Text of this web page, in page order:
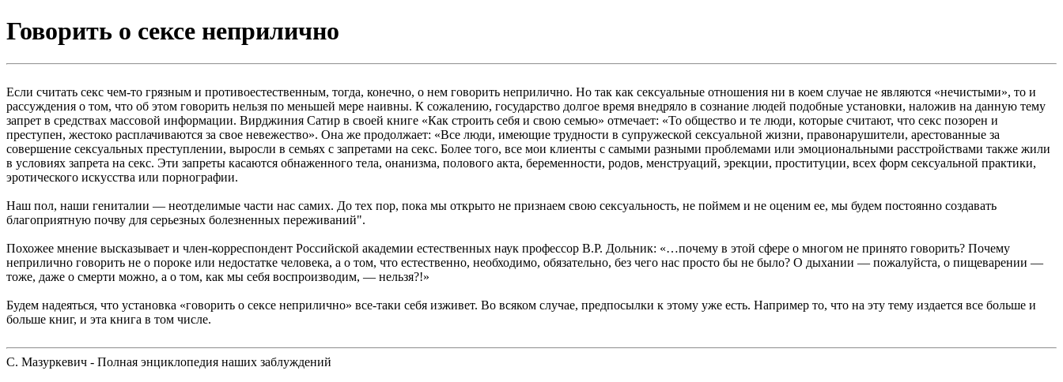
Говорить о сексе неприлично
Если считать секс чем-то грязным и противоестественным, тогда, конечно, о нем говорить неприлично. Но так как сексуальные отношения ни в коем случае не являются «нечистыми», то и
рассуждения о том, что об этом говорить нельзя по меньшей мере наивны. К сожалению, государство долгое время внедряло в сознание людей подобные установки, наложив на данную тему
запрет в средствах массовой информации. Вирджиния Сатир в своей книге «Как строить себя и свою семью» отмечает: «То общество и те люди, которые считают, что секс позорен и
преступен, жестоко расплачиваются за свое невежество». Она же продолжает: «Все люди, имеющие трудности в супружеской сексуальной жизни, правонарушители, арестованные за
совершение сексуальных преступлении, выросли в семьях с запретами на секс. Более того, все мои клиенты с самыми разными проблемами или эмоциональными расстройствами также жили
в условиях запрета на секс. Эти запреты касаются обнаженного тела, онанизма, полового акта, беременности, родов, менструаций, эрекции, проституции, всех форм сексуальной практики,
эротического искусства или порнографии.
Наш пол, наши гениталии — неотделимые части нас самих. До тех пор, пока мы открыто не признаем свою сексуальность, не поймем и не оценим ее, мы будем постоянно создавать
благоприятную почву для серьезных болезненных переживаний".
Похожее мнение высказывает и член-корреспондент Российской академии естественных наук профессор В.Р. Дольник: «…почему в этой сфере о многом не принято говорить? Почему
неприлично говорить не о пороке или недостатке человека, а о том, что естественно, необходимо, обязательно, без чего нас просто бы не было? О дыхании — пожалуйста, о пищеварении —
тоже, даже о смерти можно, а о том, как мы себя воспроизводим, — нельзя?!»
Будем надеяться, что установка «говорить о сексе неприлично» все-таки себя изживет. Во всяком случае, предпосылки к этому уже есть. Например то, что на эту тему издается все больше и
больше книг, и эта книга в том числе.
С. Мазуркевич - Полная энциклопедия наших заблуждений